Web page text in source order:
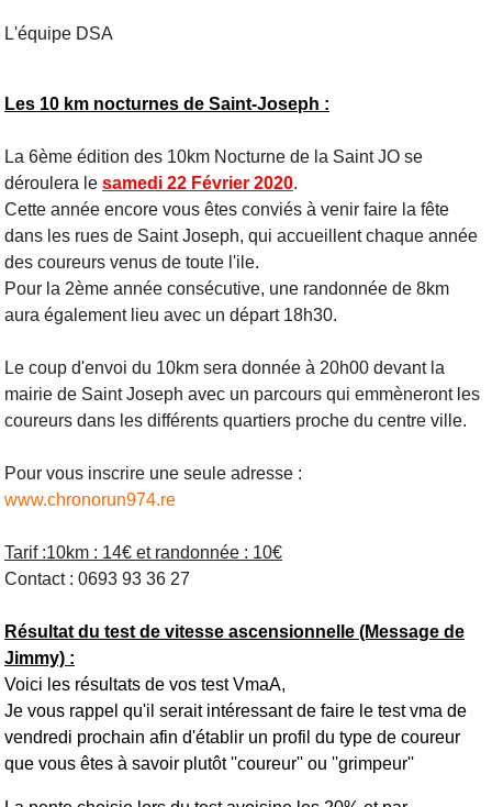
L'équipe DSA
Les 10 km nocturnes de Saint-Joseph :
La 6ème édition des 10km Nocturne de la Saint JO se
déroulera le samedi 22 Février 2020.
Cette année encore vous êtes conviés à venir faire la fête
dans les rues de Saint Joseph, qui accueillent chaque année
des coureurs venus de toute l'ile.
Pour la 2ème année consécutive, une randonnée de 8km
aura également lieu avec un départ 18h30.
Le coup d'envoi du 10km sera donnée à 20h00 devant la
mairie de Saint Joseph avec un parcours qui emmèneront les
coureurs dans les différents quartiers proche du centre ville.
Pour vous inscrire une seule adresse :
www.chronorun974.re
Tarif :10km : 14€ et randonnée : 10€
Contact : 0693 93 36 27
Résultat du test de vitesse ascensionnelle (Message de
Jimmy) :
Voici les résultats de vos test VmaA,
Je vous rappel qu'il serait intéressant de faire le test vma de
vendredi prochain afin d'établir un profil du type de coureur
que vous êtes à savoir plutôt ''coureur'' ou ''grimpeur''